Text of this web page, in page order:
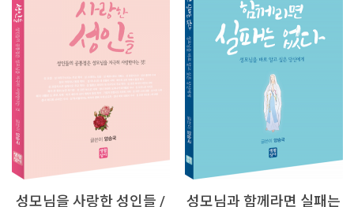
성모님을 사랑한 성인들 /
성모님과 함께라면 실패는